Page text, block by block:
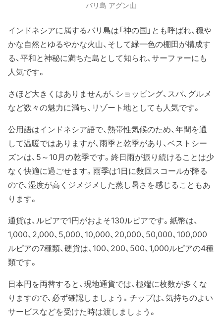
バリ島 アグン山
インドネシアに属するバリ島は「神の国」とも呼ばれ、穏や
かな自然とゆるやかな火山、そして緑一色の棚田が構成す
る、平和と神秘に満ちた島として知られ、サーファーにも
人気です。
さほど大きくはありませんが、ショッピング、スパ、グルメ
など数々の魅力に満ち、リゾート地としても人気です。
公用語はインドネシア語で、熱帯性気候のため、年間を通
して温暖ではありますが、雨季と乾季があり、ベストシー
ズンは、5～10月の乾季です。終日雨が振り続けることは少
なく快適に過ごせます。雨季は1日に数回スコールが降る
ので、湿度が高くジメジメした蒸し暑さを感じることもあ
ります。
通貨は、ルピアで1円がおよそ130ルピアです。紙幣は、
1,000、2,000、5,000、10,000、20,000、50,000、100,000
ルピアの7種類、硬貨は、100、200、500、1,000ルピアの4種
類です。
日本円を両替すると、現地通貨では、極端に枚数が多くな
りますので、必ず確認しましょう。チップは、気持ちのよい
サービスなどを受けた時は渡しましょう。